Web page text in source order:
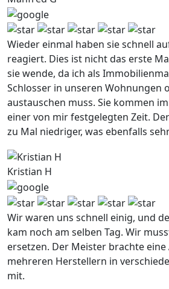
Wieder einmal haben sie schnell
reagiert. Dies ist nicht das erste
sie wende, da ich als
Schlosser in unseren Wohnungen
austauschen muss. Sie kommen
einer von mir festgelegten Zeit.
zu Mal niedriger, was ebenfalls
Kristian H
Wir waren uns schnell einig, und
kam noch am selben Tag. Wir
ersetzen. Der Meister brachte eine
mehreren Herstellern in
mit.